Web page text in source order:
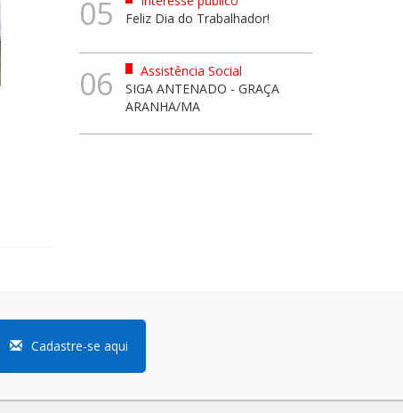
05
Feliz Dia do Trabalhador!
06
Assistência Social
SIGA ANTENADO - GRAÇA
ARANHA/MA
Cadastre-se aqui